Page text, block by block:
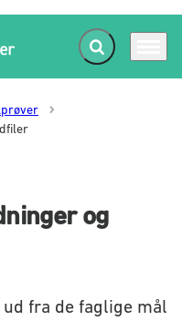
Fold søgefelt ud
og
fra de faglige mål